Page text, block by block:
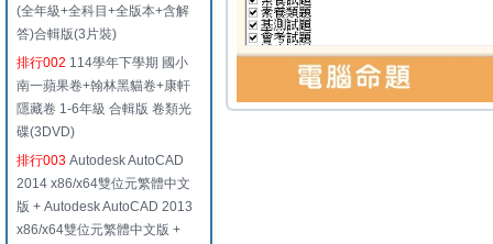
(全年級+全科目+全版本+含解
答)合輯版(3片裝)
排行002 114學年下學期 國小
南一蘋果卷+翰林黑貓卷+康軒
隱藏卷 1-6年級 合輯版 卷類光
碟(3DVD)
排行003 Autodesk AutoCAD
2014 x86/x64雙位元繁體中文
版 + Autodesk AutoCAD 2013
x86/x64雙位元繁體中文版 +